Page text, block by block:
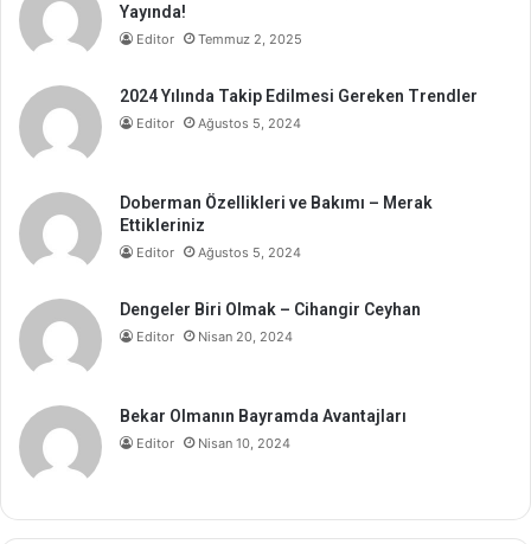
Yayında!
Editor Temmuz 2, 2025
2024 Yılında Takip Edilmesi Gereken Trendler
Editor Ağustos 5, 2024
Doberman Özellikleri ve Bakımı – Merak
Ettikleriniz
Editor Ağustos 5, 2024
Dengeler Biri Olmak – Cihangir Ceyhan
Editor Nisan 20, 2024
Bekar Olmanın Bayramda Avantajları
Editor Nisan 10, 2024